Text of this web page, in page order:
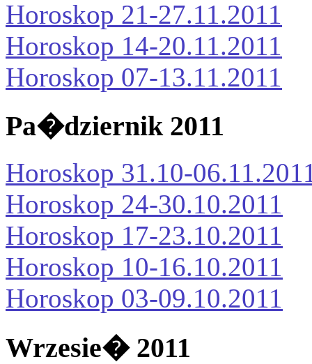
Horoskop 21-27.11.2011
Horoskop 14-20.11.2011
Horoskop 07-13.11.2011
Pa�dziernik 2011
Horoskop 31.10-
Horoskop 24-30.10.2011
Horoskop 17-23.10.2011
Horoskop 10-16.10.2011
Horoskop 03-09.10.2011
Wrzesie� 2011